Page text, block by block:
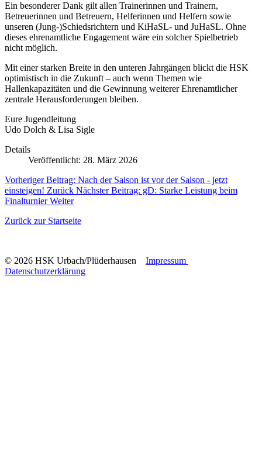
Ein besonderer Dank gilt allen Trainerinnen und Trainern,
Betreuerinnen und Betreuern, Helferinnen und Helfern sowie
unseren (Jung-)Schiedsrichtern und KiHaSL- und JuHaSL. Ohne
dieses ehrenamtliche Engagement wäre ein solcher Spielbetrieb
nicht möglich.
Mit einer starken Breite in den unteren Jahrgängen blickt die HSK
optimistisch in die Zukunft – auch wenn Themen wie
Hallenkapazitäten und die Gewinnung weiterer Ehrenamtlicher
zentrale Herausforderungen bleiben.
Eure Jugendleitung
Udo Dolch & Lisa Sigle
Details
Veröffentlicht: 28. März 2026
Vorheriger Beitrag: Nach der Saison ist vor der Saison - jetzt
einsteigen! Zurück Nächster Beitrag: gD: Starke Leistung beim
FinalturnierWeiter
Zurück zur Startseite
© 2026 HSK Urbach/Plüderhausen Impressum
Datenschutzerklärung